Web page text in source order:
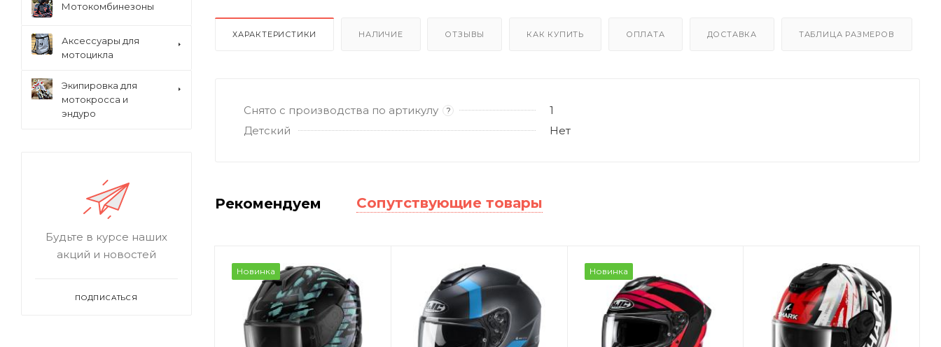
ХАРАКТЕРИСТИКИ НАЛИЧИЕ ОТЗЫВЫ КАК КУПИТЬ ОПЛАТА ДОСТАВКА ТАБЛИЦА РАЗМЕРОВ
Снято с производства по артикулу ?
1
Детский
Нет
Рекомендуем Сопутствующие товары
Новинка Новинка
Мотокомбинезоны
Аксессуары для
мотоцикла
Экипировка для
мотокросса и
эндуро
Будьте в курсе наших
акций и новостей
ПОДПИСАТЬСЯ